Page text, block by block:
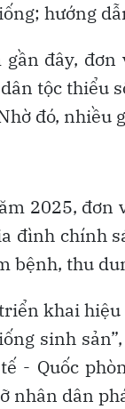
hướng
đây,
tộc thiểu
đó, nhiều
2025,
đình chính
bệnh, thu
khai
sinh
- Quốc
nhân dân